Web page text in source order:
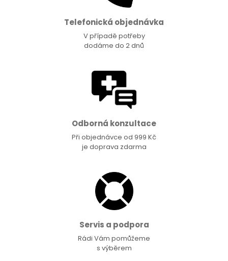
Telefonická objednávka
V případě potřeby
dodáme do 2 dnů
Odborná konzultace
Při objednávce od 999 Kč
je doprava zdarma
Servis a podpora
Rádi Vám pomůžeme
s výběrem